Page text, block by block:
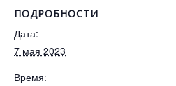
ПОДРОБНОСТИ
Дата:
7 мая 2023
Время: